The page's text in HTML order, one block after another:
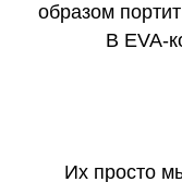
образом
В EVA-
Их просто